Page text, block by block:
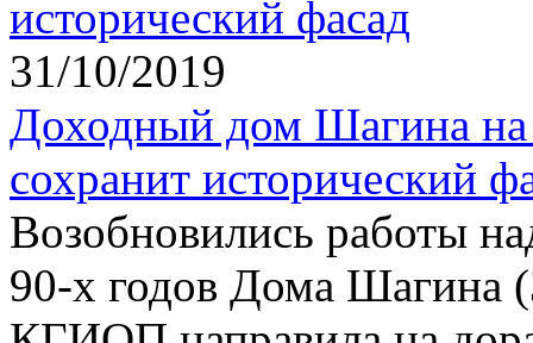
31/10/2019
Доходный дом Шагина
сохранит исторический
Возобновились работы
90-х годов Дома Шагина